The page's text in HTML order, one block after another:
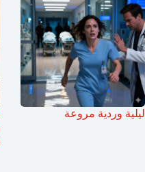
ليلية وردية مروعة